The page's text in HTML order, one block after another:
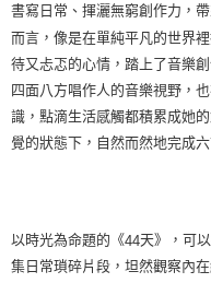
書寫日常、揮灑無窮創作力，
而言，像是在單純平凡的世界
待又忐忑的心情，踏上了音樂
四面八方唱作人的音樂視野，
識，點滴生活感觸都積累成她
覺的狀態下，自然而然地完成六
以時光為命題的《44天》，可
集日常瑣碎片段，坦然觀察內